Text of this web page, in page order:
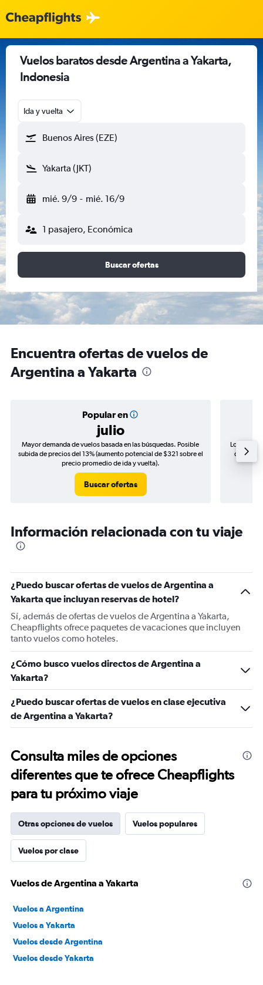
Vuelos baratos desde Argentina a Yakarta,
Indonesia
Ida y vuelta
Buenos Aires (EZE)
Yakarta (JKT)
mié. 9/9 - mié. 16/9
1 pasajero, Económica
Buscar ofertas
Encuentra ofertas de vuelos de
Argentina a Yakarta
Popular en
julio
Mayor demanda de vuelos basada en las búsquedas. Posible
subida de precios del 13% (aumento potencial de $321 sobre el
precio promedio de ida y vuelta).
Buscar ofertas
Los
de
Información relacionada con tu viaje
¿Puedo buscar ofertas de vuelos de Argentina a
Yakarta que incluyan reservas de hotel?
Sí, además de ofertas de vuelos de Argentina a Yakarta,
Cheapflights ofrece paquetes de vacaciones que incluyen
tanto vuelos como hoteles.
¿Cómo busco vuelos directos de Argentina a
Yakarta?
¿Puedo buscar ofertas de vuelos en clase ejecutiva
de Argentina a Yakarta?
Consulta miles de opciones
diferentes que te ofrece Cheapflights
para tu próximo viaje
Otras opciones de vuelos Vuelos populares
Vuelos por clase
Vuelos de Argentina a Yakarta
Vuelos a Argentina
Vuelos a Yakarta
Vuelos desde Argentina
Vuelos desde Yakarta